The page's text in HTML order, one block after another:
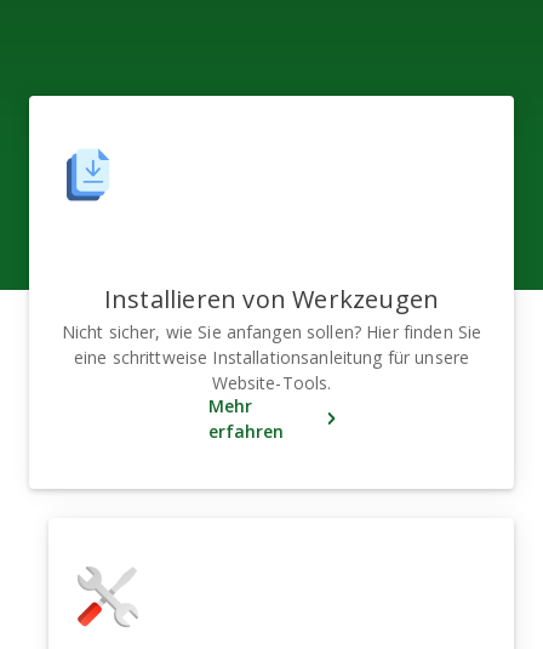
Installieren von Werkzeugen
Nicht sicher, wie Sie anfangen sollen? Hier finden Sie
eine schrittweise Installationsanleitung für unsere
Website-Tools.
Mehr
erfahren